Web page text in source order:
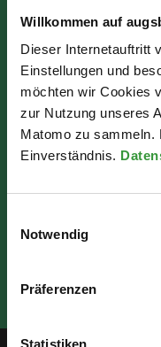
Willkommen auf
Dieser Internetauftritt
Einstellungen und
möchten wir Cookies
zur Nutzung unseres
Matomo zu sammeln.
Einverständnis.
Notwendig
Präferenzen
Statistiken
Wir sind für Sie da:
Mo - Mi: 07:30 -
Do: 07:30 - 17:30
Fr: 07:30 - 12:00